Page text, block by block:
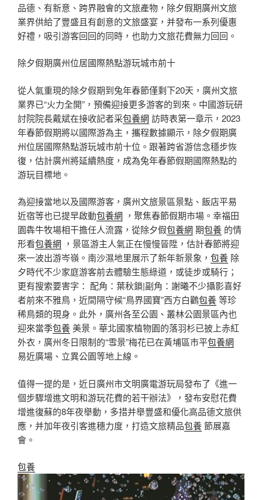
品德、有新意、跨界融會的文旅產物，除夕假期廣州文旅
業界供給了豐盛且有創意的文旅盛宴，并發布一系列優惠
好禮，吸引游客回回的同時，也助力文旅花費無力回回。
除夕假期廣州位居國際熱點游玩城市前十
從人氣重現的除夕假期到兔年春節僅剩下20天，廣州文旅
業界已“火力全開”，預備迎接更多游客的到來。中國游玩研
討院院長戴斌在接收記者采包養網 訪時表第一章示，2023
年春節假期將以國際游為主，攜程數據顯示，除夕假期廣
州位居國際熱點游玩城市前十位。跟著跨省游信念穩步恢
復，估計廣州將延續熱度，成為兔年春節假期國際熱點的
游玩目標地。
為迎接當地以及國際游客，廣州文旅景區景點、飯店平易
近宿等也已提早啟動包養網 ，聚焦春節假期市場。幸福田
園犇牛牧場相干擔任人流露，從除夕假包養網 期包養 的情
形看包養網 ，景區游主人氣正在慢慢晉陞，估計春節將迎
來一波出游岑嶺。南沙濕地里展示了新年新景象， 包養 除
夕時代不少家庭游客前去體驗生態綠道，或徒步或騎行；
更有搜索要害字： 配角：葉秋鎖|副角：謝曦不少攝影喜好
者前來不雅鳥，近間隔守候“鳥界國寶”西方白鸛包養等珍
稀鳥類的現身。此外，廣州各至公園、叢林公園景區內也
迎來當季包養美景。華北國家植物園的落羽杉已披上赤紅
外衣，廣州冬日限制的“雪景”梅花已在黃埔區市平包養網
易近廣場、立異公園等地上線。
值得一提的是，近日廣州市文明廣電游玩局發布了《進一
個步驟增進文明和游玩花費的若干辦法》，發布安慰花費
增進復蘇的8年夜舉動，多措并舉豐盛和優化高品德文旅供
應，并加年夜引客進穗力度，打造文旅精品包養節展嘉
會。
包養